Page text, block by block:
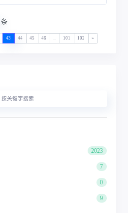
条
43 44 45 46 101 102 »
2023
7
0
9